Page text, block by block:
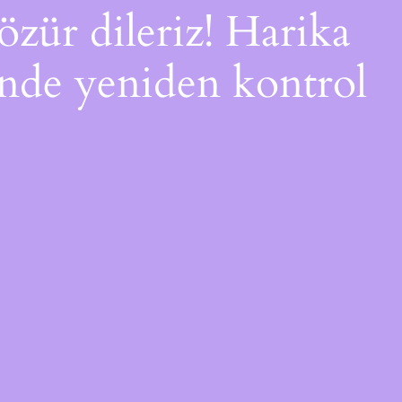
dileriz! Harika
yeniden kontrol